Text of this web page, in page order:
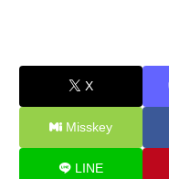
X
Misskey
LINE